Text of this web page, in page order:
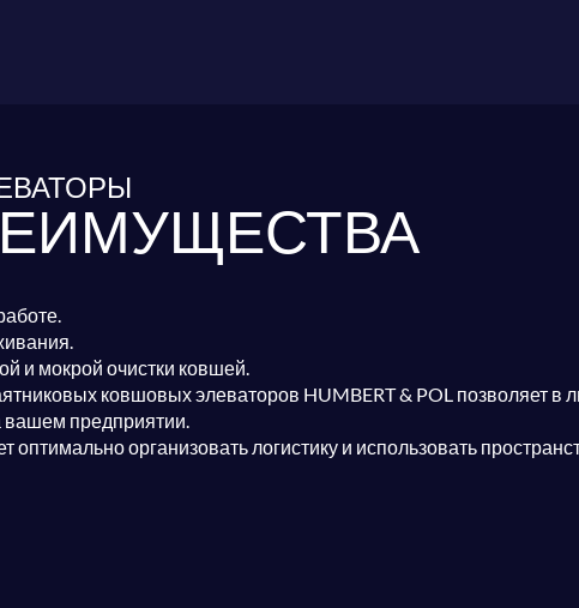
и мокрой очистки ковшей.
ковшовых элеваторов HUMBERT & POL позволяет в
вашем предприятии.
оптимально организовать логистику и использовать